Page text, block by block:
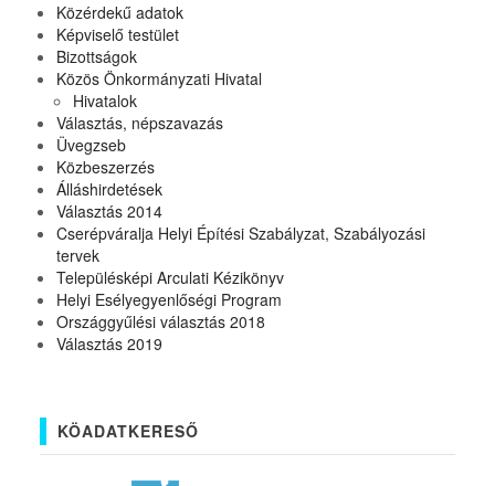
Közérdekű adatok
Képviselő testület
Bizottságok
Közös Önkormányzati Hivatal
Hivatalok
Választás, népszavazás
Üvegzseb
Közbeszerzés
Álláshirdetések
Választás 2014
Cserépváralja Helyi Építési Szabályzat, Szabályozási
tervek
Településképi Arculati Kézikönyv
Helyi Esélyegyenlőségi Program
Országgyűlési választás 2018
Választás 2019
KÖADATKERESŐ